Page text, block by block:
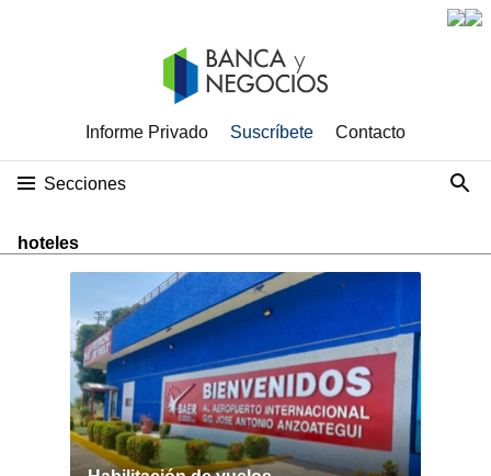
Informe Privado Suscríbete Contacto
Secciones
hoteles